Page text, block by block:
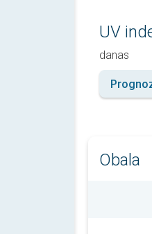
UV
danas
Obala